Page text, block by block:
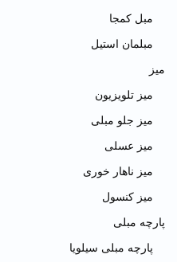
مبل کمجا
مبلمان استیل
میز
میز تلویزیون
میز جلو مبلی
میز عسلی
میز ناهار خوری
میز کنسول
پارچه مبلی
پارچه مبلی سیلویا